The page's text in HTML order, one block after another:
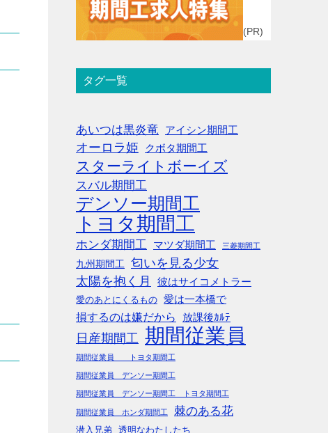
(PR)
タグ一覧
あいつは黒炎竜 アイシン期間工
オーロラ姫 クボタ期間工
スターライトボーイズ
スバル期間工
デンソー期間工
トヨタ期間工
ホンダ期間工 マツダ期間工 三菱期間工
九州期間工
匂いを見る少女
太陽を抱く月
彼はサイコメトラー
愛のあとにくるもの 愛は一本橋で
損するのは嫌だから 放課後ｶﾙﾃ
日産期間工 期間従業員
期間従業員 トヨタ期間工
期間従業員 デンソー期間工
期間従業員 デンソー期間工 トヨタ期間工
期間従業員 ホンダ期間工 棘のある花
潜入兄弟 透明なわたしたち